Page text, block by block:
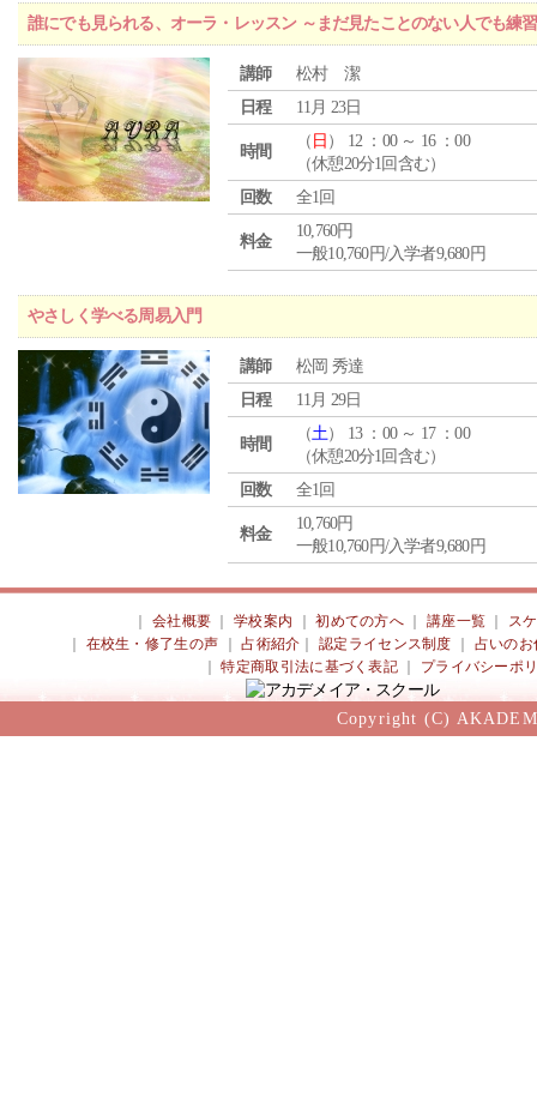
誰にでも見られる、オーラ・レッスン ～まだ見たことのない人でも練
講師
松村 潔
日程
11月 23日
時間
（ 日 ） 12 ：00 ～ 16 ：00
（休憩20分1回含む）
回数
全1回
料金
10,760円
一般10,760円/入学者9,680円
やさしく学べる周易入門
講師
松岡 秀達
日程
11月 29日
時間
（土） 13 ：00 ～ 17 ：00
（休憩20分1回含む）
回数
全1回
料金
10,760円
一般10,760円/入学者9,680円
会社概要 ｜学校案内 ｜初めての方へ 講座一覧
ス
在校生・修了生の声 ｜占術紹介 ｜認定ライセンス制度
占いのお
｜特定商取引法に基づく表記 プライバシーポ
Copyright (C)